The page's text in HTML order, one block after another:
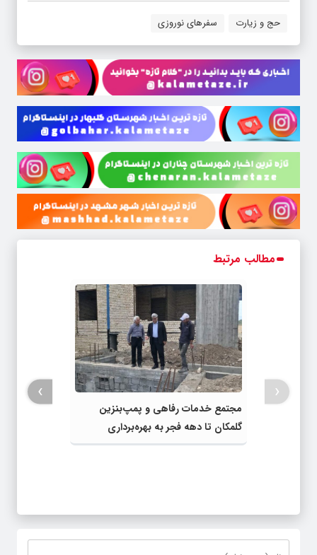
حج و زیارت سفرهای نوروزی
مطالب مرتبط
مجتمع خدمات رفاهی و پمپ‌بنزین
گلمکان تا دهه فجر به بهره‌برداری
می‌رسد
‹
›